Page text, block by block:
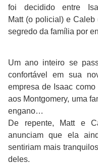
foi decidido entre
Matt (o policial) e
segredo da família por
Um ano inteiro se
confortável em sua
empresa de Isaac
aos Montgomery, uma
engano…
De repente, Matt e
anunciam que ela
sentiriam mais
deles.